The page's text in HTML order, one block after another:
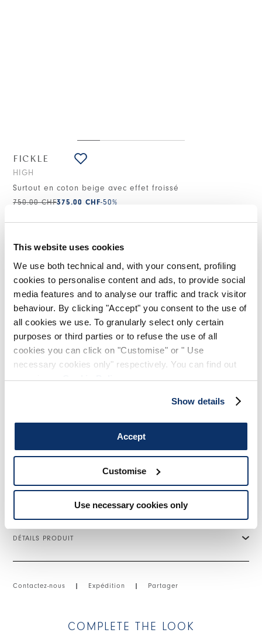
This website uses cookies
We use both technical and, with your consent, profiling
cookies to personalise content and ads, to provide social
media features and to analyse our traffic and track visitor
behaviour. By clicking "Accept" you consent to the use of
all cookies we use. To granularly select only certain
purposes or third parties or to refuse the use of all
cookies you can click on "Customise" or " Use
necessary cookies only" respectively. You can find out
more in ourCookie Policy.
Show details
Accept
Customise
Use necessary cookies only
FICKLE
HIGH
Surtout en coton beige avec effet froissé
375,00 CHF
750,00 CHF -50%
NOTES DE STYLE
Structuré mais léger, le modèle Fickle se distingue par son
effet froissé qui apporte une allure décontractée mais
raffinée. La coupe en forme d’œuf est accentuée par de
grands brandebourgs au dos qui permettent d’ajuster la
silhouette.
Col revers. Boutonnage central caché. Poche avec patte et
bouton sur la poitrine. Brandebourgs avec boutons arrière et
sur le bas des manches. Cristal Swarovski® au dos.
• Toile de coton et nylon, poids léger, main crêpe.
• TRAITEMENT : le vêtement est traité pour obtenir un effet
froissé permanent. Il est recommandé de ne pas repasser
chaque vêtement un aspect unique.
TAILLE ET COUPE
DÉTAILS PRODUIT
Contactez-nous | Expédition | Partager
COMPLETE THE LOOK